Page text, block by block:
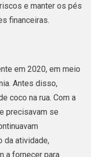
e manter os pés
financeiras.
em 2020, em meio
Antes disso,
coco na rua. Com a
precisavam se
da atividade,
a fornecer para